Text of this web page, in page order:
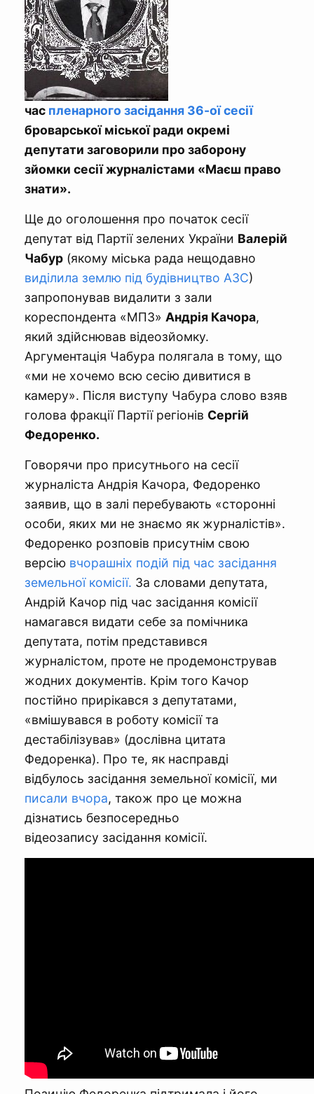
час пленарного засідання 36-ої сесії
броварської міської ради окремі
депутати заговорили про заборону
зйомки сесії журналістами «Маєш право
знати».
Ще до оголошення про початок сесії
депутат від Партії зелених України Валерій
Чабур (якому міська рада нещодавно
виділила землю під будівництво АЗС)
запропонував видалити з зали
кореспондента «МПЗ» Андрія Качора,
який здійснював відеозйомку.
Аргументація Чабура полягала в тому, що
«ми не хочемо всю сесію дивитися в
камеру». Після виступу Чабура слово взяв
голова фракції Партії регіонів Сергій
Федоренко.
Говорячи про присутнього на сесії
журналіста Андрія Качора, Федоренко
заявив, що в залі перебувають «сторонні
особи, яких ми не знаємо як журналістів».
Федоренко розповів присутнім свою
версію вчорашніх подій під час засідання
земельної комісії. За словами депутата,
Андрій Качор під час засідання комісії
намагався видати себе за помічника
депутата, потім представився
журналістом, проте не продемонстрував
жодних документів. Крім того Качор
постійно прирікався з депутатами,
«вмішувався в роботу комісії та
дестабілізував» (дослівна цитата
Федоренка). Про те, як насправді
відбулось засідання земельної комісії, ми
писали вчора, також про це можна
дізнатись безпосередньо
відеозапису засідання комісії.